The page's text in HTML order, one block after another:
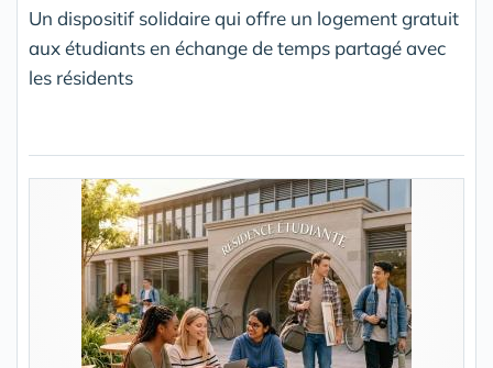
Un dispositif solidaire qui offre un logement gratuit
aux étudiants en échange de temps partagé avec
les résidents